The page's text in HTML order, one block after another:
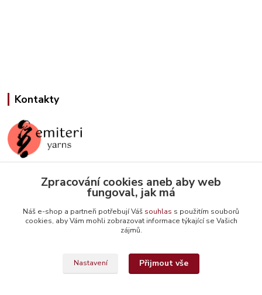
Kontakty
Jana Slámová
+420 608 507 824
info@emiteriyarns.cz
Zpracování cookies aneb aby web
fungoval, jak má
Náš e-shop a partneři potřebují Váš souhlas s použitím souborů
cookies, aby Vám mohli zobrazovat informace týkající se Vašich
zájmů.
Nastavení Přijmout vše